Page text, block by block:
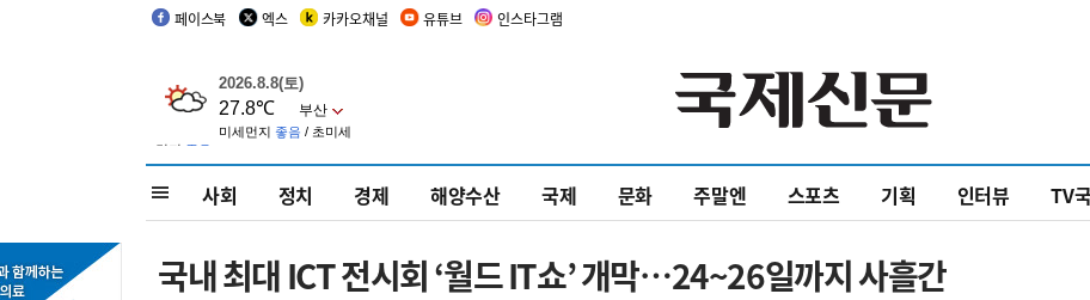
페이스북 엑스 카카오채널 유튜브 인스타그램
사회 정치 경제 해양수산 국제 문화 주말엔 스포츠 기획 인터뷰 TV
국내 최대 ICT 전시회 ‘월드 IT쇼’ 개막…24~26일까지 사흘간